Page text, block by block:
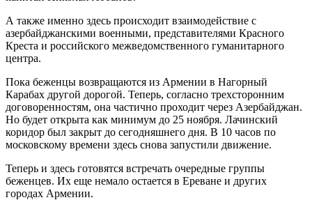
А также именно здесь происходит взаимодействие с
азербайджанскими военными, представителями Красного
Креста и российского межведомственного гуманитарного
центра.
Пока беженцы возвращаются из Армении в Нагорный
Карабах другой дорогой. Теперь, согласно трехсторонним
договоренностям, она частично проходит через Азербайджан.
Но будет открыта как минимум до 25 ноября. Лачинский
коридор был закрыт до сегодняшнего дня. В 10 часов по
московскому времени здесь снова запустили движение.
Теперь и здесь готовятся встречать очередные группы
беженцев. Их еще немало остается в Ереване и других
городах Армении.